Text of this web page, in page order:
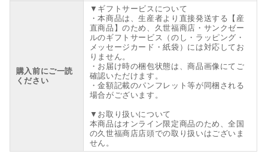
購入前にご一読
ください
▼ギフトサービスについて
・本商品は、生産者より直接発送する【産
直商品】のため、久世福商店・サンクゼー
ルのギフトサービス（のし・ラッピング・
メッセージカード・紙袋）には対応してお
りません。
・お届け時の梱包状態は、商品画像にてご
確認いただけます。
・金額記載のパンフレット等が同梱される
場合がございます。
▼お取り扱いについて
本商品はオンライン限定商品のため、全国
の久世福商店店頭での取り扱いはございま
せん。